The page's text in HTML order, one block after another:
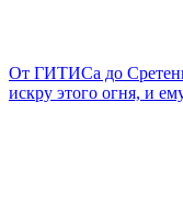
От ГИТИСа до
искру этого огня, и